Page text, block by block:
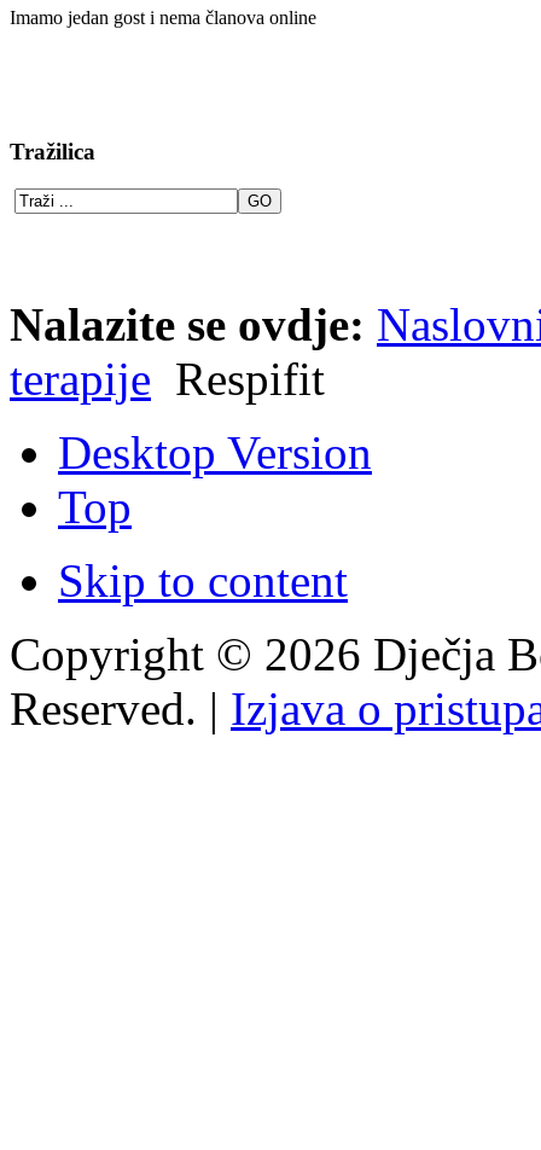
Imamo jedan gost i nema članova online
Tražilica
Nalazite se ovdje:
terapije Respifit
Desktop Version
Top
Skip to content
Copyright © 2026 Dječja
Reserved. | Izjava o